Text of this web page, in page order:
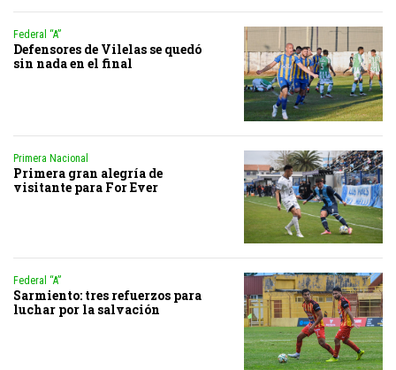
Federal “A”
Defensores de Vilelas se quedó
sin nada en el final
Primera Nacional
Primera gran alegría de
visitante para For Ever
Federal “A”
Sarmiento: tres refuerzos para
luchar por la salvación